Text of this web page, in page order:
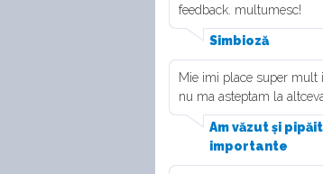
feedback. multumesc!
Simbioză
Mie imi place super mult
nu ma asteptam la
Am văzut și
importante